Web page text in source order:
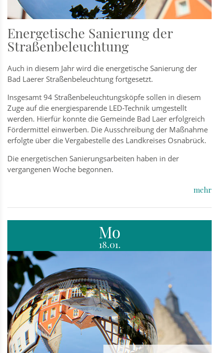
Energetische Sanierung der
Straßenbeleuchtung
Auch in diesem Jahr wird die energetische Sanierung der
Bad Laerer Straßenbeleuchtung fortgesetzt.
Insgesamt 94 Straßenbeleuchtungsköpfe sollen in diesem
Zuge auf die energiesparende LED-Technik umgestellt
werden. Hierfür konnte die Gemeinde Bad Laer erfolgreich
Fördermittel einwerben. Die Ausschreibung der Maßnahme
erfolgte über die Vergabestelle des Landkreises Osnabrück.
Die energetischen Sanierungsarbeiten haben in der
vergangenen Woche begonnen.
mehr
Mo
18.01.